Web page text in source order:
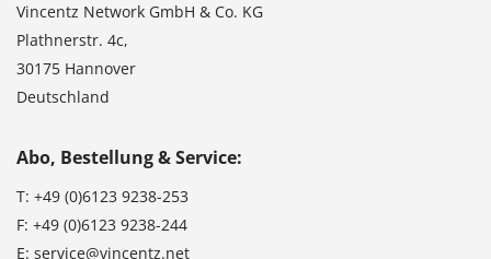
Vincentz Network GmbH & Co. KG
Plathnerstr. 4c,
30175 Hannover
Deutschland
Abo, Bestellung & Service:
T: +49 (0)6123 9238-253
F: +49 (0)6123 9238-244
E: service@vincentz.net